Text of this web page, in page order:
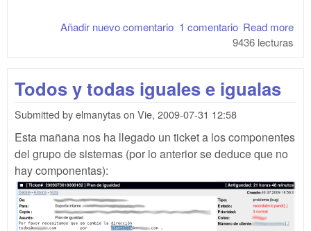
Read more
1 comentario
Añadir nuevo comentario
9436 lecturas
Todos y todas iguales e igualas
Submitted byelmanytason Vie, 2009-07-31 12:58
Esta mañana nos ha llegado un ticket a los componentes
del grupo de sistemas (por lo anterior se deduce que no
hay componentas):